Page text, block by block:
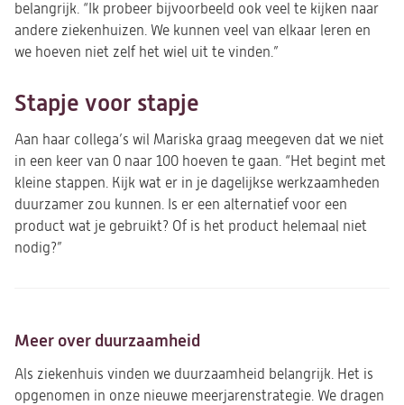
belangrijk. “Ik probeer bijvoorbeeld ook veel te kijken naar
andere ziekenhuizen. We kunnen veel van elkaar leren en
we hoeven niet zelf het wiel uit te vinden.”
Stapje voor stapje
Aan haar collega’s wil Mariska graag meegeven dat we niet
in een keer van 0 naar 100 hoeven te gaan. “Het begint met
kleine stappen. Kijk wat er in je dagelijkse werkzaamheden
duurzamer zou kunnen. Is er een alternatief voor een
product wat je gebruikt? Of is het product helemaal niet
nodig?”
Meer over duurzaamheid
Als ziekenhuis vinden we duurzaamheid belangrijk. Het is
opgenomen in onze nieuwe meerjarenstrategie. We dragen